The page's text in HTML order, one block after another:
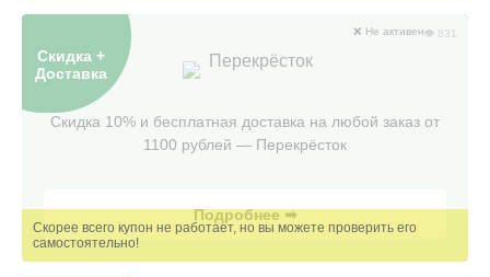
Скидка +
Доставка
Перекрёсток
Скидка 10% и бесплатная доставка на любой заказ от
1100 рублей — Перекрёсток
❌ Не активен👁 831
Подробнее ➥